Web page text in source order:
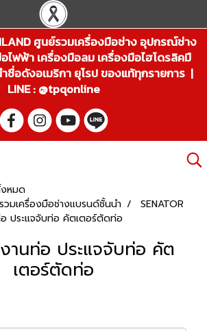
ศูนย์รวมเครื่องมือช่าง อุปกรณ์ช่าง
ไฟฟ้า เครื่องมือลม เครื่องมือไฮโดรลิคมื
ชื่อดังอเมริกา ยุโรป ของแท้ทุกรายการ |
LINE : @tpqonline
หมด
วมเครื่องมือช่างแบรนด์ชั้นนำ
SENATOR
ประแจจับท่อ คัตเตอร์ตัดท่อ
านท่อ ประแจจับท่อ คัต
เตอร์ตัดท่อ